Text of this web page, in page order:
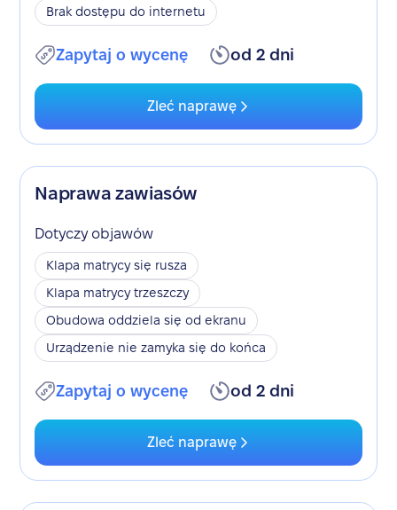
Brak dostępu do internetu
Zapytaj o wycenę od 2 dni
Zleć naprawę
Naprawa zawiasów
Dotyczy objawów
Klapa matrycy się rusza
Klapa matrycy trzeszczy
Obudowa oddziela się od ekranu
Urządzenie nie zamyka się do końca
Zapytaj o wycenę od 2 dni
Zleć naprawę